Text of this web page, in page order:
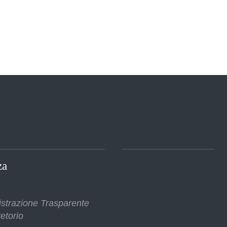
Trasparente